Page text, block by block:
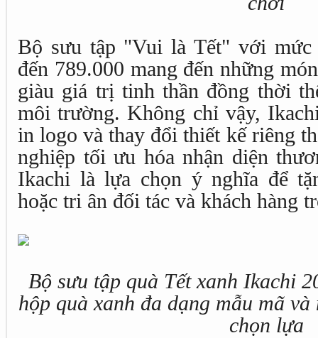
Bộ sưu tập "Vui là Tết" với
đến 789.000 mang đến những
giàu giá trị tinh thần đồng thời
môi trường. Không chỉ vậy,
in logo và thay đổi thiết kế riêng
nghiệp tối ưu hóa nhận diện
Ikachi là lựa chọn ý nghĩa để
hoặc tri ân đối tác và khách hàng
Bộ sưu tập quà Tết xanh Ikachi
hộp quà xanh đa dạng mẫu mã
chọn lựa